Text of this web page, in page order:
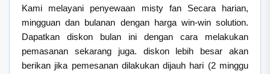
Kami melayani penyewaan misty fan Secara harian,
mingguan dan bulanan dengan harga win-win solution.
Dapatkan diskon bulan ini dengan cara melakukan
pemasanan sekarang juga. diskon lebih besar akan
berikan jika pemesanan dilakukan dijauh hari (2 minggu